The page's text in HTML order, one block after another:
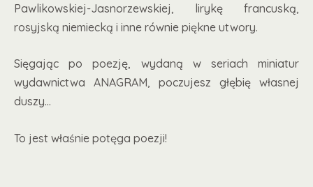
Pawlikowskiej-Jasnorzewskiej, lirykę francuską,
rosyjską niemiecką i inne równie piękne utwory.
Sięgając po poezję, wydaną w seriach miniatur
wydawnictwa ANAGRAM, poczujesz głębię własnej
duszy...
To jest właśnie potęga poezji!